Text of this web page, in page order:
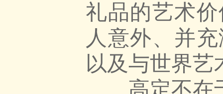
礼品的艺术
人意外、并
以及与世界艺
高定不在于